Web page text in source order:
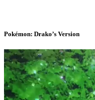
Pokémon: Drako’s Version